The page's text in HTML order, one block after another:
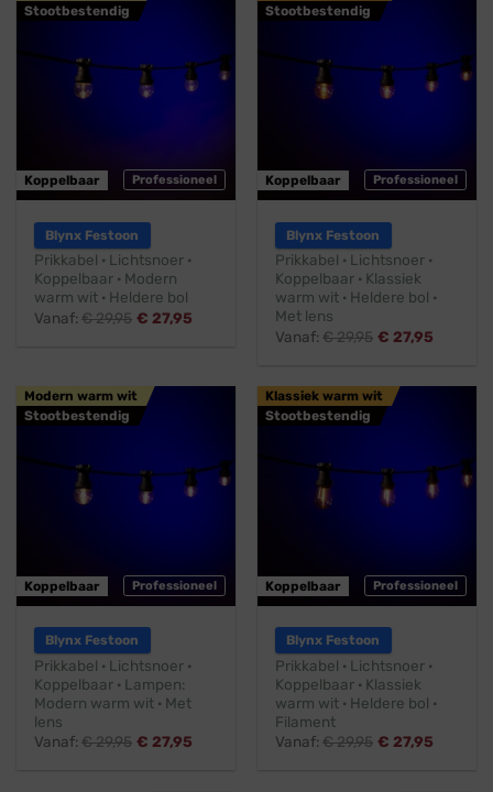
Professioneel
Stootbestendig
Koppelbaar
Blynx Festoon
Prikkabel · Lichtsnoer ·
Koppelbaar · Modern
warm wit · Heldere bol
Vanaf:€29,95 € 27,95
Professioneel
Stootbestendig
Koppelbaar
Blynx Festoon
Prikkabel · Lichtsnoer ·
Koppelbaar · Klassiek
warm wit · Heldere bol ·
Met lens
Vanaf:€29,95 € 27,95
Professioneel
Modern warm wit
Stootbestendig
Koppelbaar
Blynx Festoon
Prikkabel · Lichtsnoer ·
Koppelbaar · Lampen:
Modern warm wit · Met
lens
Vanaf:€29,95 € 27,95
Professioneel
Klassiek warm wit
Stootbestendig
Koppelbaar
Blynx Festoon
Prikkabel · Lichtsnoer ·
Koppelbaar · Klassiek
warm wit · Heldere bol ·
Filament
Vanaf:€29,95 € 27,95